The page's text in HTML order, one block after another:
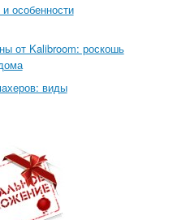
особенности
от Kalibroom: роскошь
виды